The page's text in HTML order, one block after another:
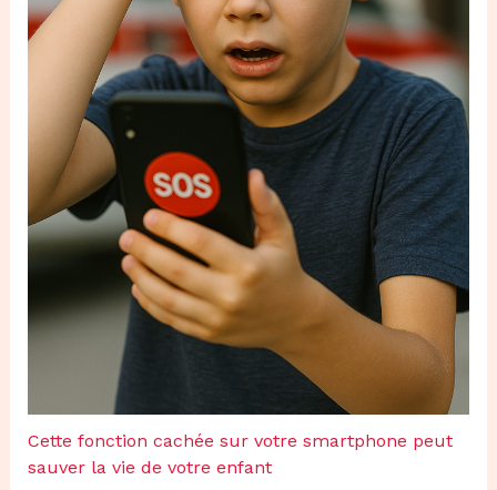
Cette fonction cachée sur votre smartphone peut
sauver la vie de votre enfant